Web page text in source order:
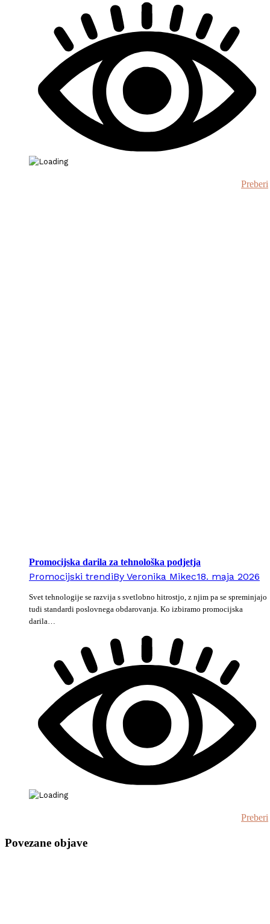
Preberi
Promocijska darila za tehnološka podjetja
Promocijski trendiBy Veronika Mikec18. maja 2026
Svet tehnologije se razvija s svetlobno hitrostjo, z njim pa se spreminjajo
tudi standardi poslovnega obdarovanja. Ko izbiramo promocijska
darila…
Preberi
Povezane objave